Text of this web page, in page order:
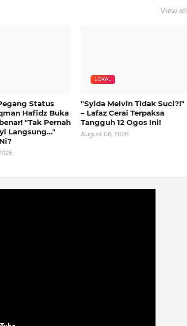
View all
Status
Hafidz Buka
"Tak Pernah
Langsung..."
LOKAL
"Syida Melvin Tidak Suci?!"
– Lafaz Cerai Terpaksa
Tangguh 12 Ogos Ini!
August 06, 2026